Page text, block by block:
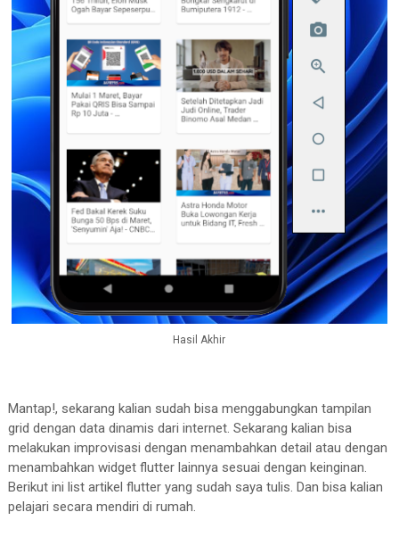
"List Berita"
                      ),
                    ),
//widget gridview, kita buat
GridList(get: _get),
                ),
              )),
        );
      }
class GridList extends StatelessWidget {
      const
Key? key,
List get,
final List _get;
@override
Widget build(BuildContext context) {
return GridView
Hasil Akhir
Mantap!, sekarang kalian sudah bisa menggabungkan tampilan
grid dengan data dinamis dari internet. Sekarang kalian bisa
melakukan improvisasi dengan menambahkan detail atau dengan
menambahkan widget flutter lainnya sesuai dengan keinginan.
Berikut ini list artikel flutter yang sudah saya tulis. Dan bisa kalian
pelajari secara mendiri di rumah.